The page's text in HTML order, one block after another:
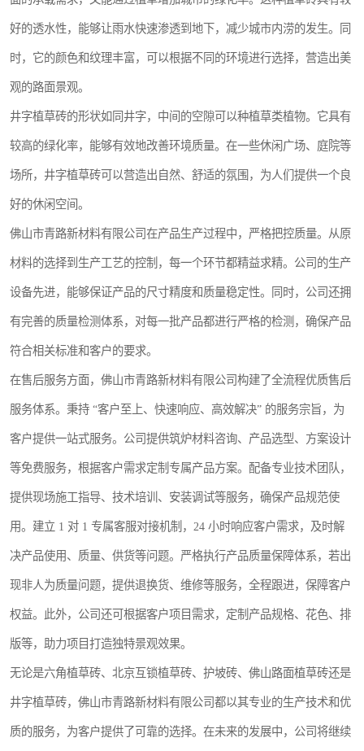
好的透水性，能够让雨水快速渗透到地下，减少城市内涝的发生。同
时，它的颜色和纹理丰富，可以根据不同的环境进行选择，营造出美
观的路面景观。
井字植草砖的形状如同井字，中间的空隙可以种植草类植物。它具有
较高的绿化率，能够有效地改善环境质量。在一些休闲广场、庭院等
场所，井字植草砖可以营造出自然、舒适的氛围，为人们提供一个良
好的休闲空间。
佛山市青路新材料有限公司在产品生产过程中，严格把控质量。从原
材料的选择到生产工艺的控制，每一个环节都精益求精。公司的生产
设备先进，能够保证产品的尺寸精度和质量稳定性。同时，公司还拥
有完善的质量检测体系，对每一批产品都进行严格的检测，确保产品
符合相关标准和客户的要求。
在售后服务方面，佛山市青路新材料有限公司构建了全流程优质售后
服务体系。秉持 “客户至上、快速响应、高效解决” 的服务宗旨，为
客户提供一站式服务。公司提供筑炉材料咨询、产品选型、方案设计
等免费服务，根据客户需求定制专属产品方案。配备专业技术团队，
提供现场施工指导、技术培训、安装调试等服务，确保产品规范使
用。建立 1 对 1 专属客服对接机制，24 小时响应客户需求，及时解
决产品使用、质量、供货等问题。严格执行产品质量保障体系，若出
现非人为质量问题，提供退换货、维修等服务，全程跟进，保障客户
权益。此外，公司还可根据客户项目需求，定制产品规格、花色、排
版等，助力项目打造独特景观效果。
无论是六角植草砖、北京互锁植草砖、护坡砖、佛山路面植草砖还是
井字植草砖，佛山市青路新材料有限公司都以其专业的生产技术和优
质的服务，为客户提供了可靠的选择。在未来的发展中，公司将继续